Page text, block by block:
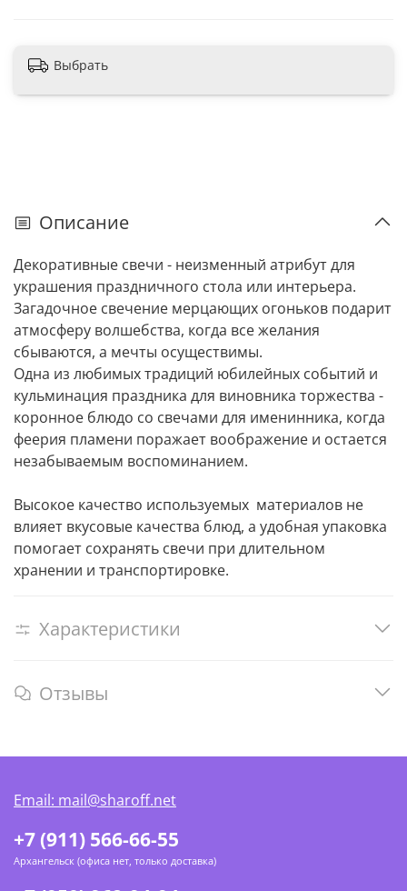
Выбрать
Описание
Декоративные свечи - неизменный атрибут для
украшения праздничного стола или интерьера.
Загадочное свечение мерцающих огоньков подарит
атмосферу волшебства, когда все желания
сбываются, а мечты осуществимы.
Одна из любимых традиций юбилейных событий и
кульминация праздника для виновника торжества -
коронное блюдо со свечами для именинника, когда
феерия пламени поражает воображение и остается
незабываемым воспоминанием.
Высокое качество используемых материалов не
влияет вкусовые качества блюд, а удобная упаковка
помогает сохранять свечи при длительном
хранении и транспортировке.
Характеристики
Отзывы
+7 (911) 566-66-55
Архангельск (офиса нет, только доставка)
Email: mail@sharoff.net